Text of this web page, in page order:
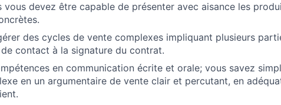
vous devez être capable de présenter avec aisance les
des cycles de vente complexes impliquant plusieurs
contact à la signature du contrat.
en communication écrite et orale; vous savez
en un argumentaire de vente clair et percutant, en